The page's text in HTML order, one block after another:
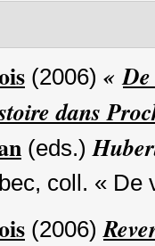
(2006) «
dans
(eds.)
coll. « De
(2006)